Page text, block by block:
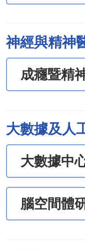
神經與精神
成癮暨精
大數據及人
大數據中
腦空間體